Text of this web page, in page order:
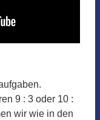
9 : 3 oder 10 :
wir wie in den